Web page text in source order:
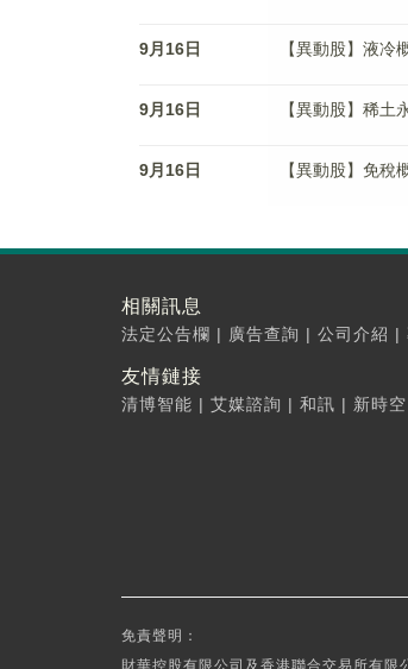
9月16日 【異動股】液
9月16日 【異動股】稀
9月16日 【異動股】免
相關訊息
法定公告欄 | 廣告查詢 | 公司介紹 |
友情鏈接
清博智能 | 艾媒諮詢 | 和訊 | 新時空
免責聲明：